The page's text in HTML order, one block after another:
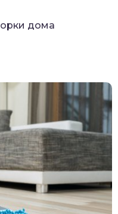
дома